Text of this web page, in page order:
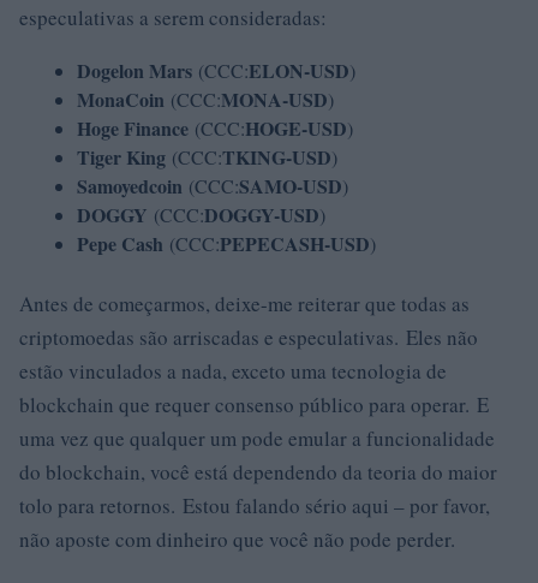
especulativas a serem consideradas:
Dogelon Mars (CCC:ELON-USD)
MonaCoin (CCC:MONA-USD)
Hoge Finance (CCC:HOGE-USD)
Tiger King (CCC:TKING-USD)
Samoyedcoin (CCC:SAMO-USD)
DOGGY (CCC:DOGGY-USD)
Pepe Cash (CCC:PEPECASH-USD)
Antes de começarmos, deixe-me reiterar que todas as
criptomoedas são arriscadas e especulativas. Eles não
estão vinculados a nada, exceto uma tecnologia de
blockchain que requer consenso público para operar. E
uma vez que qualquer um pode emular a funcionalidade
do blockchain, você está dependendo da teoria do maior
tolo para retornos. Estou falando sério aqui – por favor,
não aposte com dinheiro que você não pode perder.